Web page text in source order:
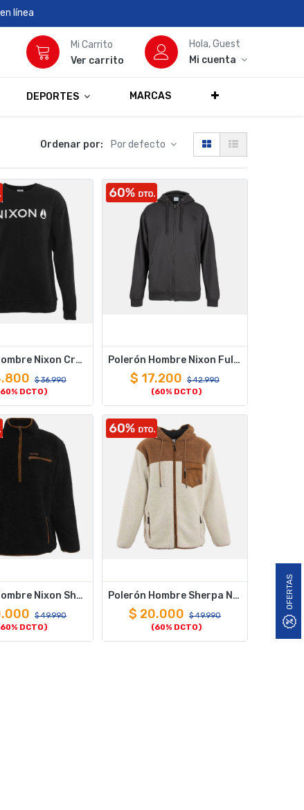
OFERTAS
línea
Mi Carrito
Ver carrito
Hola, Guest
Mi cuenta
DEPORTES MARCAS
Ordenar por: Por defecto
Polerón Hombre Nixon Crew Negro Logo Blanco
$36.990
DCTO)
Polerón Hombre Nixon Full zipper Grey Black Cross
$ 17.200 $42.990
(60% DCTO)
Polerón Hombre Nixon Sherpa Half Zip Negro Brown
$49.990
DCTO)
Polerón Hombre Sherpa Nixon Full Zipper Beige Brown Urbano
$ 20.000 $49.990
(60% DCTO)